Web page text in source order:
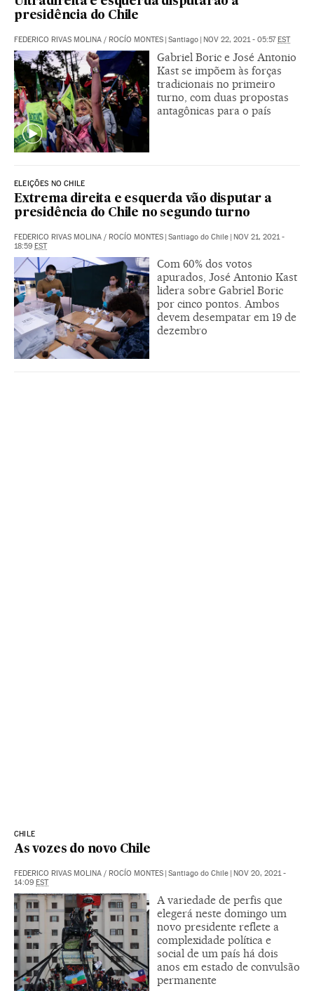
presidência do Chile
FEDERICO RIVAS MOLINA / ROCÍO MONTES | Santiago | NOV 22, 2021 - 05:57EST
Gabriel Boric e José Antonio
Kast se impõem às forças
tradicionais no primeiro
turno, com duas propostas
antagônicas para o país
ELEIÇÕES NO CHILE
Extrema direita e esquerda vão disputar a
presidência do Chile no segundo turno
FEDERICO RIVAS MOLINA / ROCÍO MONTES | Santiago do Chile | NOV 21, 2021 -
18:59 EST
Com 60% dos votos
apurados, José Antonio Kast
lidera sobre Gabriel Boric
por cinco pontos. Ambos
devem desempatar em 19 de
dezembro
CHILE
As vozes do novo Chile
FEDERICO RIVAS MOLINA / ROCÍO MONTES | Santiago do Chile | NOV 20, 2021 -
14:09 EST
A variedade de perfis que
elegerá neste domingo um
novo presidente reflete a
complexidade política e
social de um país há dois
anos em estado de convulsão
permanente